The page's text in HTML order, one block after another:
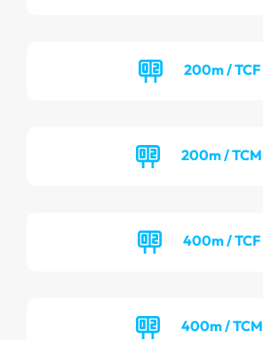
200m / TCF
200m / TCM
400m / TCF
400m / TCM